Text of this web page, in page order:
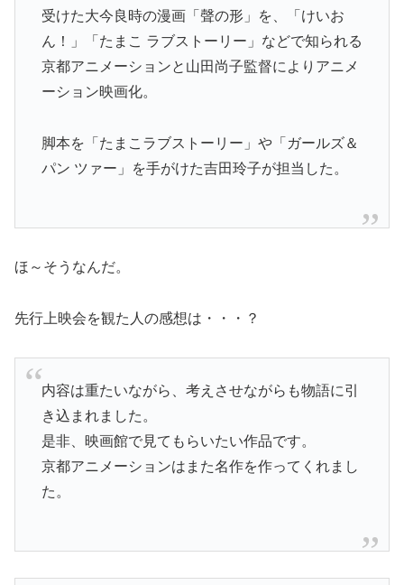
受けた大今良時の漫画「聲の形」を、「けいお
ん！」「たまこ ラブストーリー」などで知られる
京都アニメーションと山田尚子監督によりアニメ
ーション映画化。
脚本を「たまこラブストーリー」や「ガールズ＆
パン ツァー」を手がけた吉田玲子が担当した。
ほ～そうなんだ。
先行上映会を観た人の感想は・・・？
内容は重たいながら、考えさせながらも物語に引
き込まれました。
是非、映画館で見てもらいたい作品です。
京都アニメーションはまた名作を作ってくれまし
た。